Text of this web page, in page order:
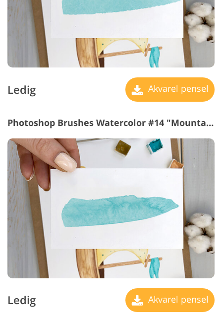
Ledig Akvarel pensel
Photoshop Brushes Watercolor #14 "Mountain Peak"
Ledig Akvarel pensel